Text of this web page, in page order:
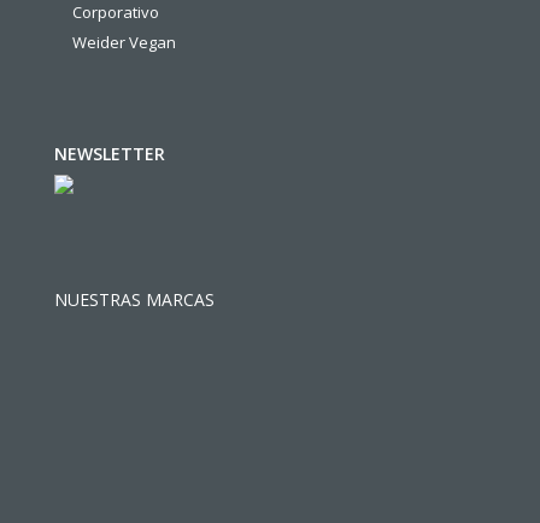
Corporativo
Weider Vegan
NEWSLETTER
NUESTRAS MARCAS